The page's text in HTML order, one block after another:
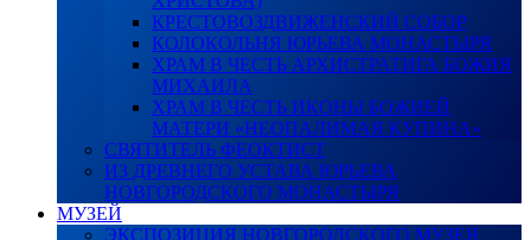
КРЕСТОВОЗДВИЖЕНСКИЙ СОБОР
КОЛОКОЛЬНЯ ЮРЬЕВА МОНАСТЫРЯ
ХРАМ В ЧЕСТЬ АРХИСТРАТИГА БОЖИЯ
МИХАИЛА
ХРАМ В ЧЕСТЬ ИКОНЫ БОЖИЕЙ
МАТЕРИ «НЕОПАЛИМАЯ КУПИНА»
СВЯТИТЕЛЬ ФЕОКТИСТ
ИЗ ДРЕВНЕГО УСТАВА ЮРЬЕВА
НОВГОРОДСКОГО МОНАСТЫРЯ
МУЗЕЙ
ЭКСПОЗИЦИЯ НОВГОРОДСКОГО МУЗЕЯ